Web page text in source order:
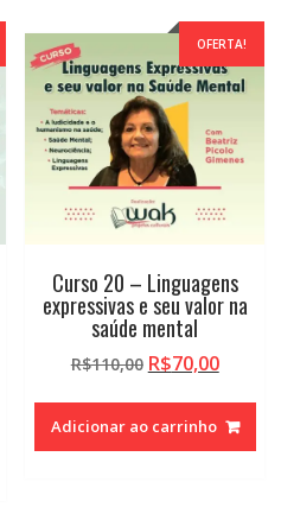
OFERTA!
Curso 20 – Linguagens
expressivas e seu valor na
saúde mental
R$110,00 O
original
era:
R$70,00O
atual
é:
Adicionar ao carrinho